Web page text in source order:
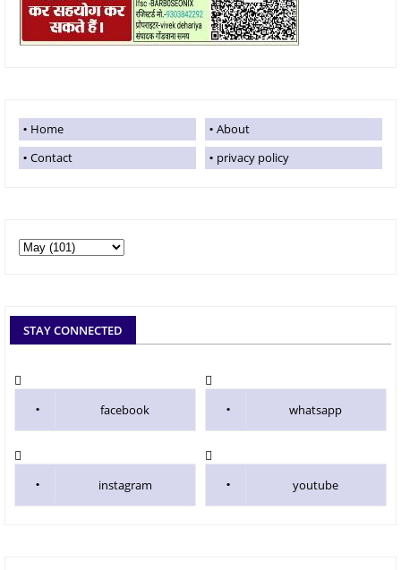
Home
About
Contact
privacy policy
STAY CONNECTED
facebook whatsapp
instagram youtube